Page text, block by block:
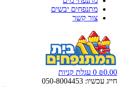
מתנפחים יבשים
צור קשר
₪0.00
0 עגלת קניות
חייג עכשיו: 050-8004453